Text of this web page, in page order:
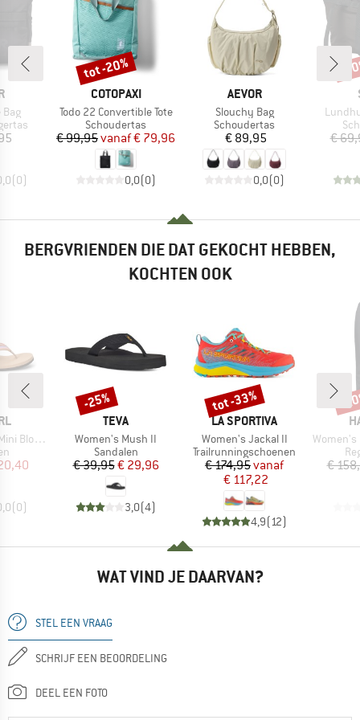
Bag
(0)
MERK
COTOPAXI
Artikel
Todo 22 Convertible Tote
Productgroep
Schoudertas
Prijs
€ 99,95 Verlaagde prijs
vanaf€ 79,96
0,0(0)
Korting
tot -20%
MERK
AEVOR
Artikel
Slouchy Bag
Productgroep
Schoudertas
Prijs
€ 89,95
0,0(0)
Artikel
€
-
BERGVRIENDEN DIE DAT GEKOCHT HEBBEN,
KOCHTEN OOK
Open Toe
prijs
(0)
MERK
TEVA
Artikel
Women's Mush II
Productgroep
Sandalen
Prijs
€ 39,95Verlaagde prijs
€ 29,96
3,0(4)
Korting
-25%
MERK
LA SPORTIVA
Artikel
Women's Jackal II
Productgroep
Trailrunningschoenen
Prijs
€ 174,95Verlaagde prijs
vanaf
€ 117,22
4,9(12)
Korting
tot -33%
Artikel
Women's
€
-
WAT VIND JE DAARVAN?
STEL EEN VRAAG
SCHRIJF EEN BEOORDELING
DEEL EEN FOTO